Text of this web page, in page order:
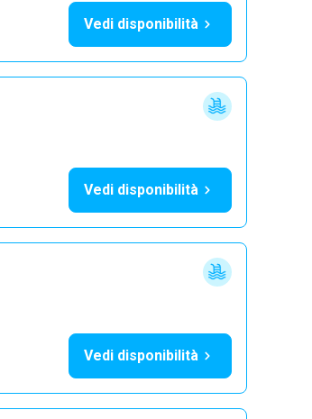
Vedi disponibilità
Vedi disponibilità
Vedi disponibilità